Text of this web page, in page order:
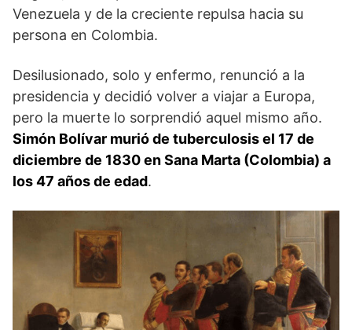
Venezuela y de la creciente repulsa hacia su
persona en Colombia.
Desilusionado, solo y enfermo, renunció a la
presidencia y decidió volver a viajar a Europa,
pero la muerte lo sorprendió aquel mismo año.
Simón Bolívar murió de tuberculosis el 17 de
diciembre de 1830 en Sana Marta (Colombia) a
los 47 años de edad.